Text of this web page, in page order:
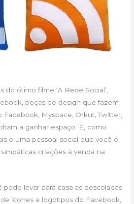
do ótimo filme ‘A Rede Social’,
peças de design que fazem
Facebook, Myspace, Orkut, Twitter,
a ganhar espaço. E, como
e uma pessoal social que você é,
criações à venda na
levar para casa as descoladas
ícones e logotipos do Facebook,